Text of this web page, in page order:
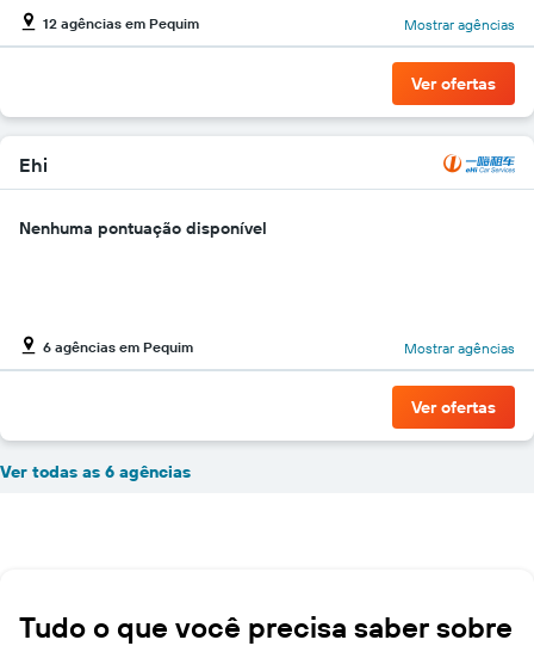
para
as
12 agências em Pequim Mostrar agências
Ver ofertas
Ehi
Nenhuma pontuação disponível
6 agências em Pequim Mostrar agências
Ver ofertas
Ver todas as 6 agências
Tudo o que você precisa saber sobre